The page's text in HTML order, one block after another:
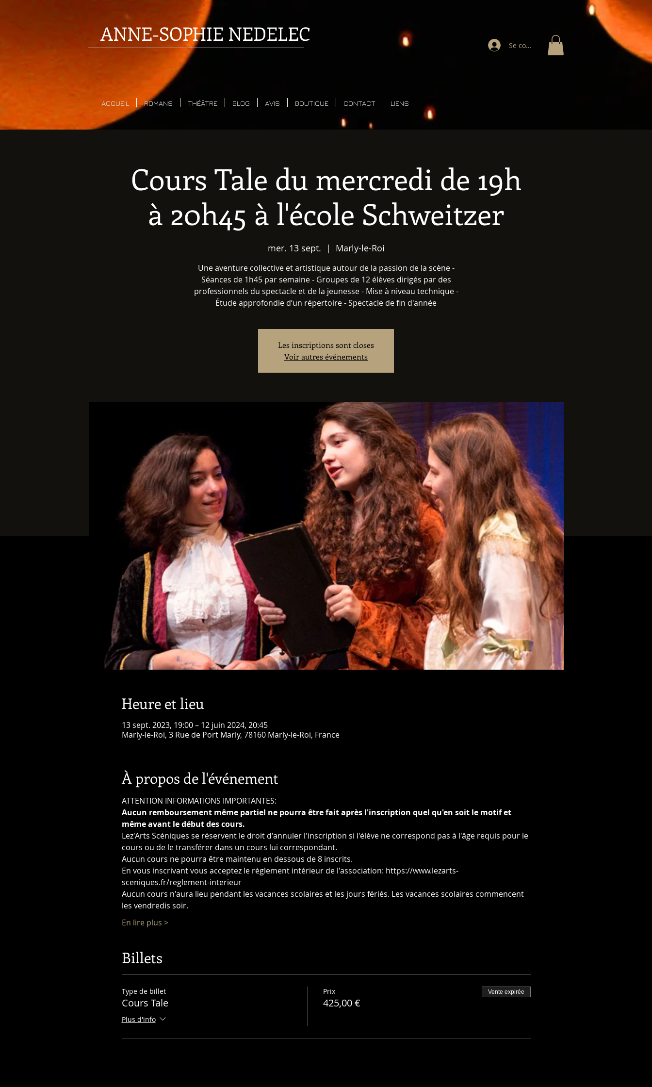
ANNE-SOPHIE NEDELEC Se connecter
ACCUEIL ROMANS THÉÂTRE BLOG AVIS BOUTIQUE CONTACT LIENS
Cours Tale du mercredi de 19h
à 20h45 à l'école Schweitzer
mer. 13 sept.
  |
Marly-le-Roi
Une aventure collective et artistique autour de la passion de la scène -
Séances de 1h45 par semaine - Groupes de 12 élèves dirigés par des
professionnels du spectacle et de la jeunesse - Mise à niveau technique -
Étude approfondie d’un répertoire - Spectacle de fin d'année
Les inscriptions sont closes
Voir autres événements
Heure et lieu
13 sept. 2023, 19:00 – 12 juin 2024, 20:45
Marly-le-Roi, 3 Rue de Port Marly, 78160 Marly-le-Roi, France
À propos de l'événement
ATTENTION INFORMATIONS IMPORTANTES:
Aucun remboursement même partiel ne pourra être fait après l'inscription quel qu'en soit le motif et
même avant le début des cours.
Lez'Arts Scéniques se réservent le droit d'annuler l'inscription si l'élève ne correspond pas à l'âge requis pour le
cours ou de le transférer dans un cours lui correspondant.
Aucun cours ne pourra être maintenu en dessous de 8 inscrits.
En vous inscrivant vous acceptez le règlement intérieur de l'association: https://www.lezarts-
sceniques.fr/reglement-interieur
Aucun cours n'aura lieu pendant les vacances scolaires et les jours fériés. Les vacances scolaires commencent
les vendredis soir.
En lire plus >
Billets
Type de billet
Cours Tale
Plus d'info
Prix
425,00 €
Vente expirée